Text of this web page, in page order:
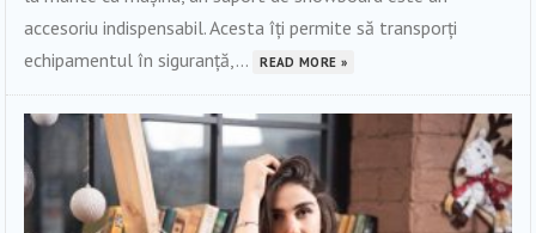
accesoriu indispensabil. Acesta îți permite să transporți
echipamentul în siguranță,...
READ MORE »